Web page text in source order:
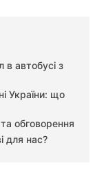
в автобусі з
України: що
обговорення
для нас?